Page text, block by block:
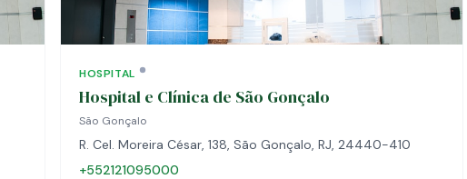
HOSPITAL
Hospital e Clínica de São Gonçalo
São Gonçalo
R. Cel. Moreira César, 138, São Gonçalo, RJ, 24440-410
+552121095000